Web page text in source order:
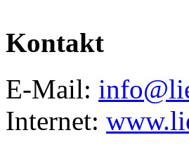
Kontakt
E-Mail:
Internet: